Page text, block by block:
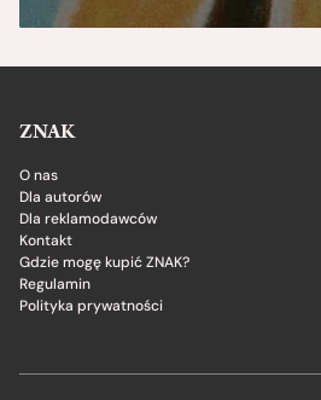
ZNAK
O nas
Dla autorów
Dla reklamodawców
Kontakt
Gdzie mogę kupić ZNAK?
Regulamin
Polityka prywatności